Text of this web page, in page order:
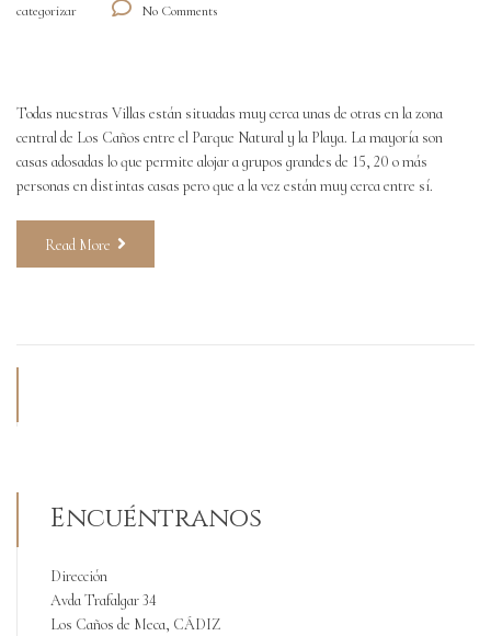
categorizar
No Comments
Todas nuestras Villas están situadas muy cerca unas de otras en la zona
central de Los Caños entre el Parque Natural y la Playa. La mayoría son
casas adosadas lo que permite alojar a grupos grandes de 15, 20 o más
personas en distintas casas pero que a la vez están muy cerca entre sí.
Read More
Encuéntranos
Dirección
Avda Trafalgar 34
Los Caños de Meca, CÁDIZ